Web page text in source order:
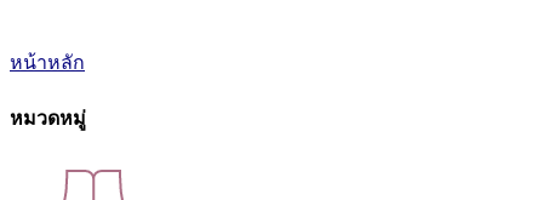
หน้าหลัก
หมวดหมู่